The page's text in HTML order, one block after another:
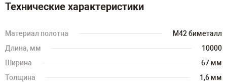
Технические характеристики
Материал полотна
M42 биметалл
Длина, мм
10000
Ширина
67 мм
Толщина
1,6 мм